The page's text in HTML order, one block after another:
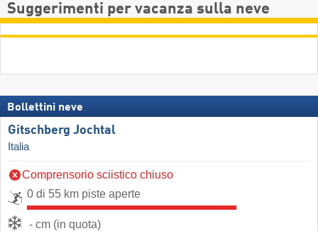
Suggerimenti per vacanza sulla neve
Bollettini neve
Gitschberg Jochtal
Italia
Comprensorio sciistico chiuso
0 di 55 km piste aperte
- cm (in quota)